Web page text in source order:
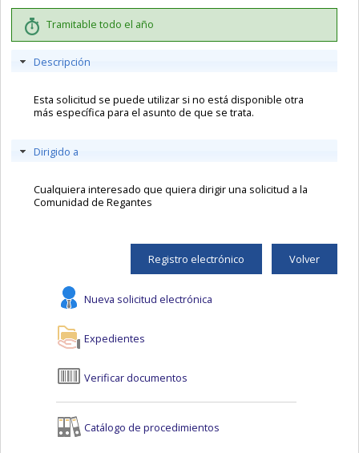
Tramitable todo el año
Descripción
Esta solicitud se puede utilizar si no está disponible otra
más específica para el asunto de que se trata.
Dirigido a
Cualquiera interesado que quiera dirigir una solicitud a la
Comunidad de Regantes
Volver
Registro electrónico
Nueva solicitud electrónica
Expedientes
Verificar documentos
Catálogo de procedimientos